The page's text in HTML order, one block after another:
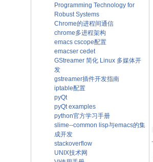
Programming Technology for
Robust Systems
Chrome的进程间通信
chrome多进程架构
emacs cscope配置
emacser cedet
GStreamer 简化 Linux 多媒体开
发
gstreamer插件开发指南
iptable配置
pyQt
pyQt examples
python官方学习手册
slime--common lisp与emacs的集
成开发
stackoverflow
UNIX技术网